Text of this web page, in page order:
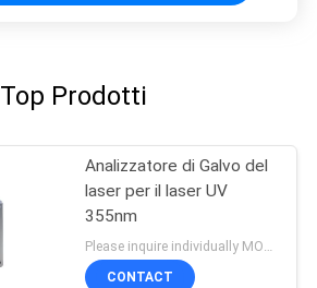
Top Prodotti
Analizzatore di Galvo del
laser per il laser UV
355nm
CONTACT